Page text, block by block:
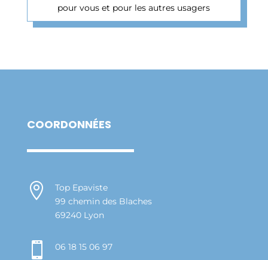
pour vous et pour les autres usagers
COORDONNÉES

Top Epaviste
99 chemin des Blaches
69240 Lyon
 06 18 15 06 97